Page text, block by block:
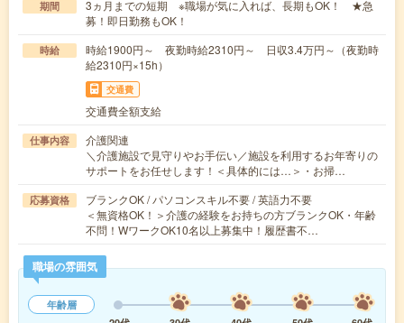
期間
3ヵ月までの短期 ※職場が気に入れば、長期もOK！ ★急
募！即日勤務もOK！
時給
時給1900円～ 夜勤時給2310円～ 日収3.4万円～（夜勤時
給2310円×15h）
交通費
交通費全額支給
仕事内容
介護関連
＼介護施設で見守りやお手伝い／施設を利用するお年寄りの
サポートをお任せします！＜具体的には…＞・お掃…
応募資格
ブランクOK / パソコンスキル不要 / 英語力不要
＜無資格OK！＞介護の経験をお持ちの方ブランクOK・年齢
不問！WワークOK10名以上募集中！履歴書不…
職場の雰囲気
年齢層